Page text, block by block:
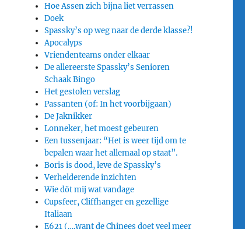
Hoe Assen zich bijna liet verrassen
Doek
Spassky’s op weg naar de derde klasse?!
Apocalyps
Vriendenteams onder elkaar
De allereerste Spassky’s Senioren
Schaak Bingo
Het gestolen verslag
Passanten (of: In het voorbijgaan)
De Jaknikker
Lonneker, het moest gebeuren
Een tussenjaar: “Het is weer tijd om te
bepalen waar het allemaal op staat”.
Boris is dood, leve de Spassky’s
Verhelderende inzichten
Wie döt mij wat vandage
Cupsfeer, Cliffhanger en gezellige
Italiaan
E621 (….want de Chinees doet veel meer